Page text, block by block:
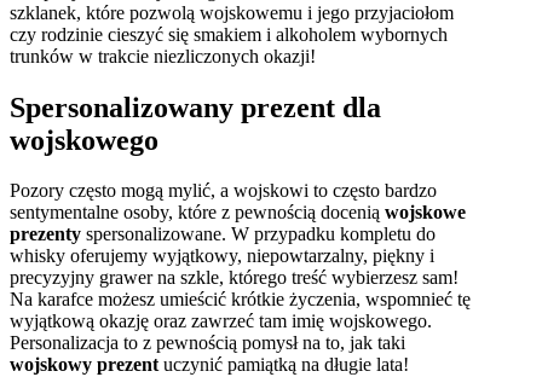
szklanek, które pozwolą wojskowemu i jego przyjaciołom
czy rodzinie cieszyć się smakiem i alkoholem wybornych
trunków w trakcie niezliczonych okazji!
Spersonalizowany prezent dla
wojskowego
Pozory często mogą mylić, a wojskowi to często bardzo
sentymentalne osoby, które z pewnością docenią wojskowe
prezenty spersonalizowane. W przypadku kompletu do
whisky oferujemy wyjątkowy, niepowtarzalny, piękny i
precyzyjny grawer na szkle, którego treść wybierzesz sam!
Na karafce możesz umieścić krótkie życzenia, wspomnieć tę
wyjątkową okazję oraz zawrzeć tam imię wojskowego.
Personalizacja to z pewnością pomysł na to, jak taki
wojskowy prezentuczynić pamiątką na długie lata!